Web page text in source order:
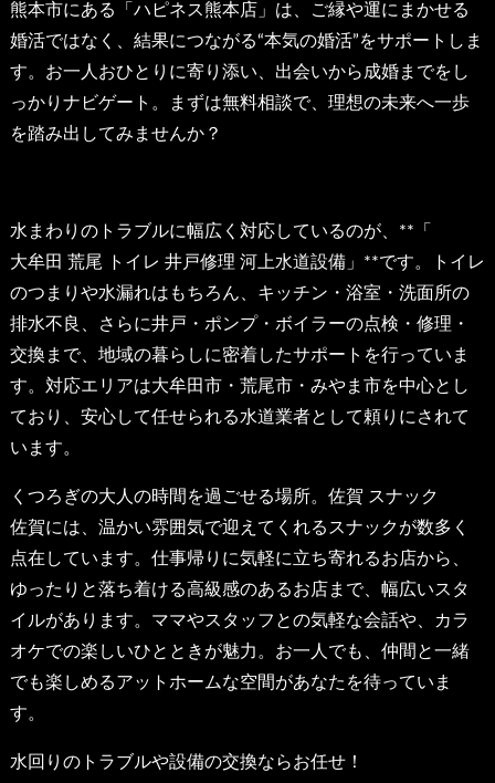
熊本市にある「ハピネス熊本店」は、ご縁や運にまかせる
婚活ではなく、結果につながる“本気の婚活”をサポートしま
す。お一人おひとりに寄り添い、出会いから成婚までをし
っかりナビゲート。まずは無料相談で、理想の未来へ一歩
を踏み出してみませんか？
水まわりのトラブルに幅広く対応しているのが、**「
大牟田 荒尾 トイレ 井戸修理 河上水道設備」**です。トイレ
のつまりや水漏れはもちろん、キッチン・浴室・洗面所の
排水不良、さらに井戸・ポンプ・ボイラーの点検・修理・
交換まで、地域の暮らしに密着したサポートを行っていま
す。対応エリアは大牟田市・荒尾市・みやま市を中心とし
ており、安心して任せられる水道業者として頼りにされて
います。
くつろぎの大人の時間を過ごせる場所。 佐賀 スナック
佐賀には、温かい雰囲気で迎えてくれるスナックが数多く
点在しています。仕事帰りに気軽に立ち寄れるお店から、
ゆったりと落ち着ける高級感のあるお店まで、幅広いスタ
イルがあります。ママやスタッフとの気軽な会話や、カラ
オケでの楽しいひとときが魅力。お一人でも、仲間と一緒
でも楽しめるアットホームな空間があなたを待っていま
す。
水回りのトラブルや設備の交換ならお任せ！